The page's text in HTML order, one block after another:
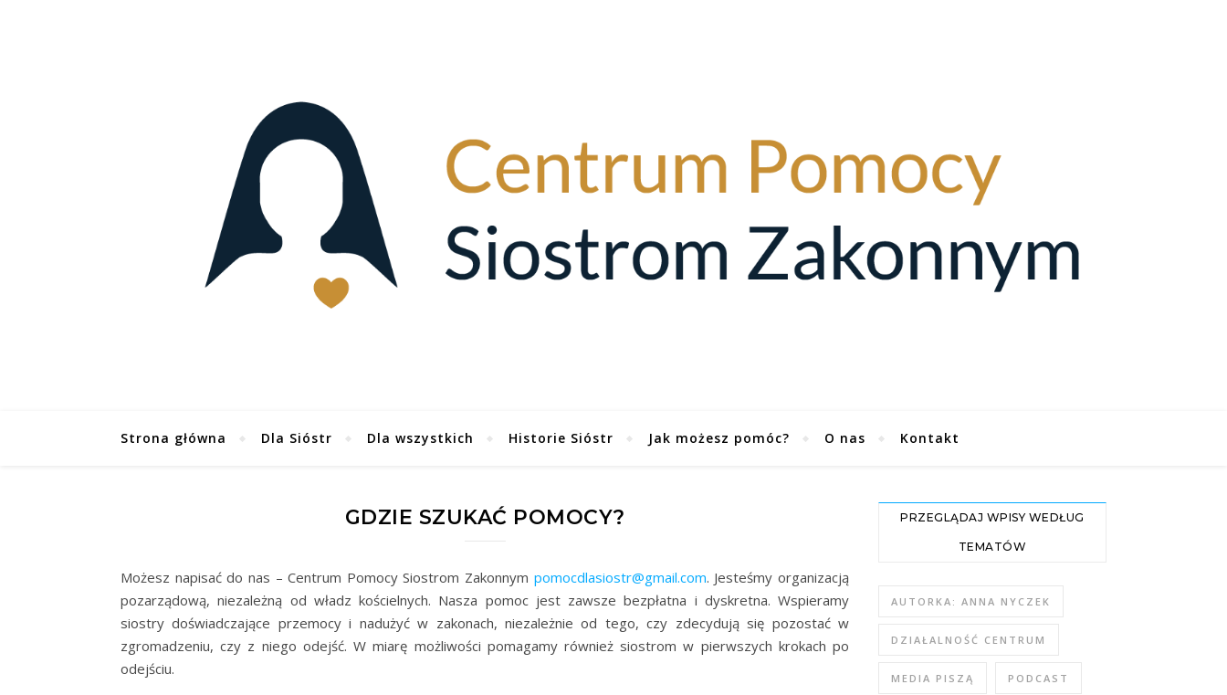
Strona główna Dla Sióstr Dla wszystkich Historie Sióstr Jak możesz pomóc? O nas Kontakt
GDZIE SZUKAĆ POMOCY?
Możesz napisać do nas – Centrum Pomocy Siostrom Zakonnym pomocdlasiostr@gmail.com. Jesteśmy organizacją
pozarządową, niezależną od władz kościelnych. Nasza pomoc jest zawsze bezpłatna i dyskretna. Wspieramy
siostry doświadczające przemocy i nadużyć w zakonach, niezależnie od tego, czy zdecydują się pozostać w
zgromadzeniu, czy z niego odejść. W miarę możliwości pomagamy również siostrom w pierwszych krokach po
odejściu.
PRZEGLĄDAJ WPISY WEDŁUG
TEMATÓW
AUTORKA: ANNA NYCZEK
DZIAŁALNOŚĆ CENTRUM
MEDIA PISZĄ PODCAST